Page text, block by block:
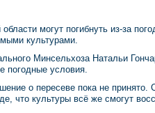
могут погибнуть из-за
культурами.
Минсельхоза Натальи
погодные условия.
о пересеве пока не принято.
что культуры всё же смогут